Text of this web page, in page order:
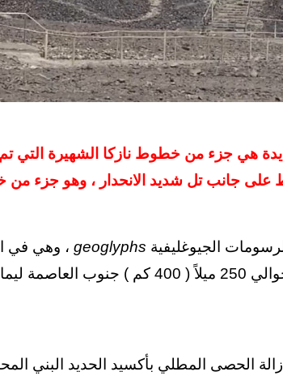
جزء من خطوط نازكا الشهيرة التي تم
على جانب تل شديد الانحدار ، وهو جزء من
الجيوغليفية geoglyphs ، وهي في
تقع في جنوب بيرو على بعد حوالي 250
الحصى المطلي بأكسيد الحديد البني